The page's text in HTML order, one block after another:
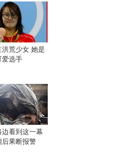
洪荒少女 她是
爱选手
边看到这一幕
后果断报警